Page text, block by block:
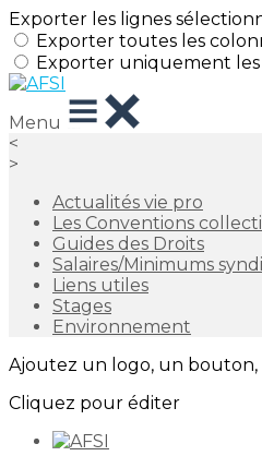
Exporter les lignes
Exporter toutes les
Exporter uniquement
Menu
<
>
Actualités vie pro
Les Conventions
Guides des Droits
Salaires/Minimums
Liens utiles
Stages
Environnement
Ajoutez un logo, un bouton,
Cliquez pour éditer